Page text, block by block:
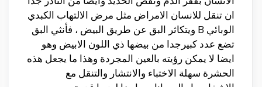
ان تنقل للانسان الامراض مثل مرض الالتهاب الكبدي
الوبائي B ويتكاثر البق عن طريق البيض ، فأنثي البق
تضع عدد كبيرجدا من بيضها ذي اللون الابيض وهو
ايضا لا يمكن رؤيته بالعين المجردة وهذا ما يجعل هذه
الحشرة سهلة الاختباء والانتشار والتنقل مع